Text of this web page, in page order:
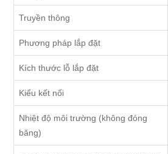
Truyền thông
Phương pháp lắp đặt
Kích thước lỗ lắp đặt
Kiểu kết nối
Nhiệt độ môi trường (không đóng
băng)